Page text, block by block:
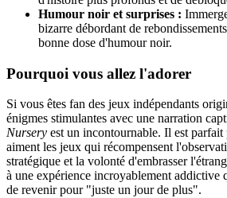
Humour noir et surprises :
bizarre débordant de
bonne dose d'humour noir.
Pourquoi vous allez l'adorer
Si vous êtes fan des jeux indépendants
énigmes stimulantes avec une narration
Nursery est un incontournable. Il est
aiment les jeux qui récompensent
stratégique et la volonté d'embrasser
à une expérience incroyablement addictive
de revenir pour "juste un jour de plus".